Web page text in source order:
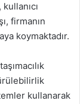
firmanın
koymaktadır.
kullanarak